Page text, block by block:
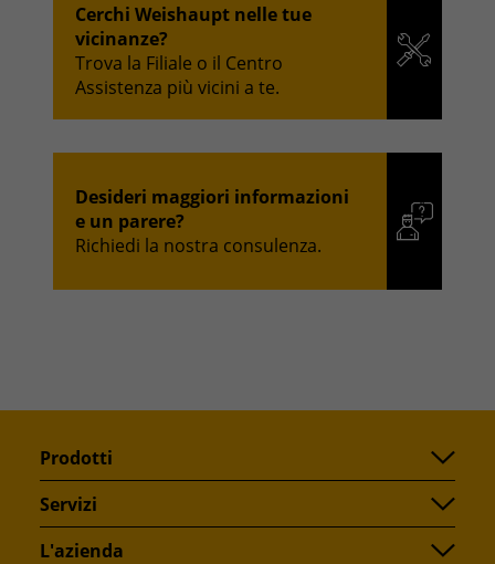
Cerchi Weishaupt nelle tue
vicinanze?
Trova la Filiale o il Centro
Assistenza più vicini a te.
Desideri maggiori informazioni
e un parere?
Richiedi la nostra consulenza.
Prodotti
Servizi
L'azienda